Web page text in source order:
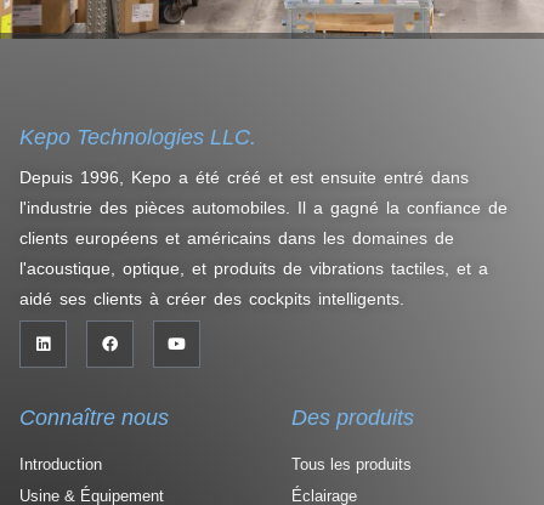
Kepo Technologies LLC.
Depuis 1996, Kepo a été créé et est ensuite entré dans
l'industrie des pièces automobiles. Il a gagné la confiance de
clients européens et américains dans les domaines de
l'acoustique, optique, et produits de vibrations tactiles, et a
aidé ses clients à créer des cockpits intelligents.
Connaître nous
Introduction
Usine & Équipement
Des produits
Tous les produits
Éclairage